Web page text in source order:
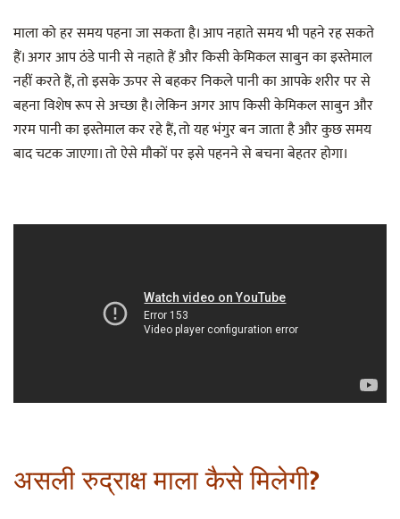
माला को हर समय पहना जा सकता है। आप नहाते समय भी पहने रह सकते
हैं। अगर आप ठंडे पानी से नहाते हैं और किसी केमिकल साबुन का इस्तेमाल
नहीं करते हैं, तो इसके ऊपर से बहकर निकले पानी का आपके शरीर पर से
बहना विशेष रूप से अच्छा है। लेकिन अगर आप किसी केमिकल साबुन और
गरम पानी का इस्तेमाल कर रहे हैं, तो यह भंगुर बन जाता है और कुछ समय
बाद चटक जाएगा। तो ऐसे मौकों पर इसे पहनने से बचना बेहतर होगा।
असली रुद्राक्ष माला कैसे मिलेगी?